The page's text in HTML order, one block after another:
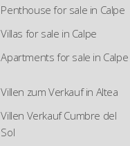
Penthouse for sale in Calpe
Villas for sale in Calpe
Apartments for sale in Calpe
Villen zum Verkauf in Altea
Villen Verkauf Cumbre del
Sol